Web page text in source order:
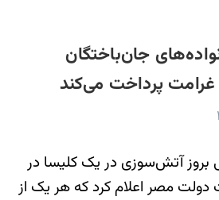
جان‌باختگان
پرداخت می‌کند
بروز آتش‌سوزی در یک کلیسا در
مصر اعلام کرد که هر یک از